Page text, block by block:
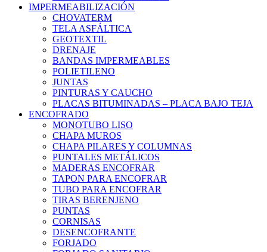
IMPERMEABILIZACIÓN
CHOVATERM
TELA ASFÁLTICA
GEOTEXTIL
DRENAJE
BANDAS IMPERMEABLES
POLIETILENO
JUNTAS
PINTURAS Y CAUCHO
PLACAS BITUMINADAS – PLACA BAJO TEJA
ENCOFRADO
MONOTUBO LISO
CHAPA MUROS
CHAPA PILARES Y COLUMNAS
PUNTALES METÁLICOS
MADERAS ENCOFRAR
TAPON PARA ENCOFRAR
TUBO PARA ENCOFRAR
TIRAS BERENJENO
PUNTAS
CORNISAS
DESENCOFRANTE
FORJADO